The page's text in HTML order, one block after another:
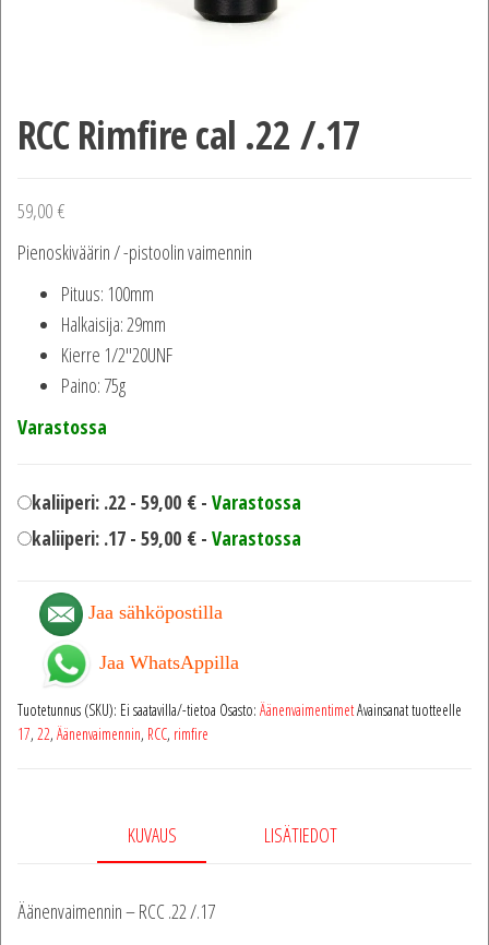
RCC Rimfire cal .22 /.17
59,00 €
Pienoskiväärin / -pistoolin vaimennin
Pituus: 100mm
Halkaisija: 29mm
Kierre 1/2″20UNF
Paino: 75g
Varastossa
kaliiperi: .22 - 59,00 € - Varastossa
kaliiperi: .17 - 59,00 € - Varastossa
Jaa sähköpostilla
Jaa WhatsAppilla
Tuotetunnus (SKU): Ei saatavilla/-tietoa Osasto: ÄänenvaimentimetAvainsanat tuotteelle
17, 22, Äänenvaimennin, RCC, rimfire
KUVAUS LISÄTIEDOT
Äänenvaimennin – RCC .22 /.17